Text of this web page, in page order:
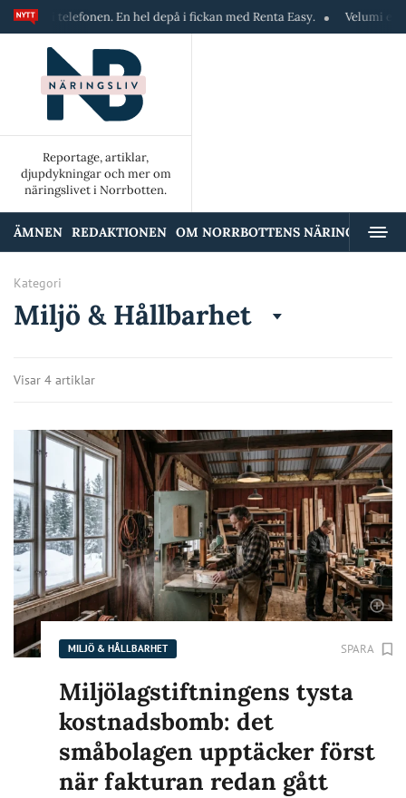
En hel depå i fickan med Renta Easy. Velumi erbjuder
Reportage, artiklar,
djupdykningar och mer om
näringslivet i Norrbotten.
ÄMNEN REDAKTIONEN OM NORRBOTTENS NÄRINGSLIV
Kategori
Miljö & Hållbarhet
Visar 4 artiklar
MILJÖ & HÅLLBARHET SPARA
Miljölagstiftningens tysta
kostnadsbomb: det
småbolagen upptäcker först
när fakturan redan gått